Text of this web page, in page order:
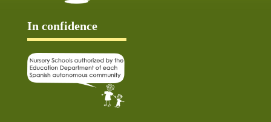
In confidence